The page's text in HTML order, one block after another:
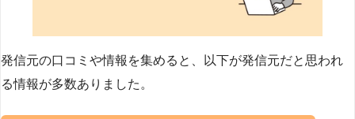
発信元の口コミや情報を集めると、以下が発信元だと思われ
る情報が多数ありました。